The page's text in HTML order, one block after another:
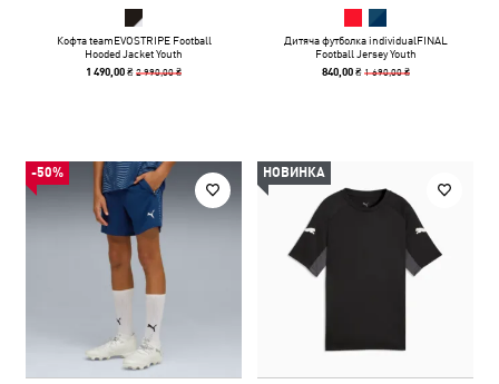
Кофта teamEVOSTRIPE Football
Hooded Jacket Youth
1 490,00 ₴2 990,00 ₴
Дитяча футболка individualFINAL
Football Jersey Youth
840,00 ₴ 1 690,00 ₴
-50% НОВИНКА